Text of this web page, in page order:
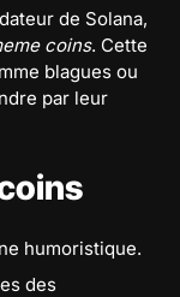
de Solana,
coins. Cette
blagues ou
par leur
humoristique.
des